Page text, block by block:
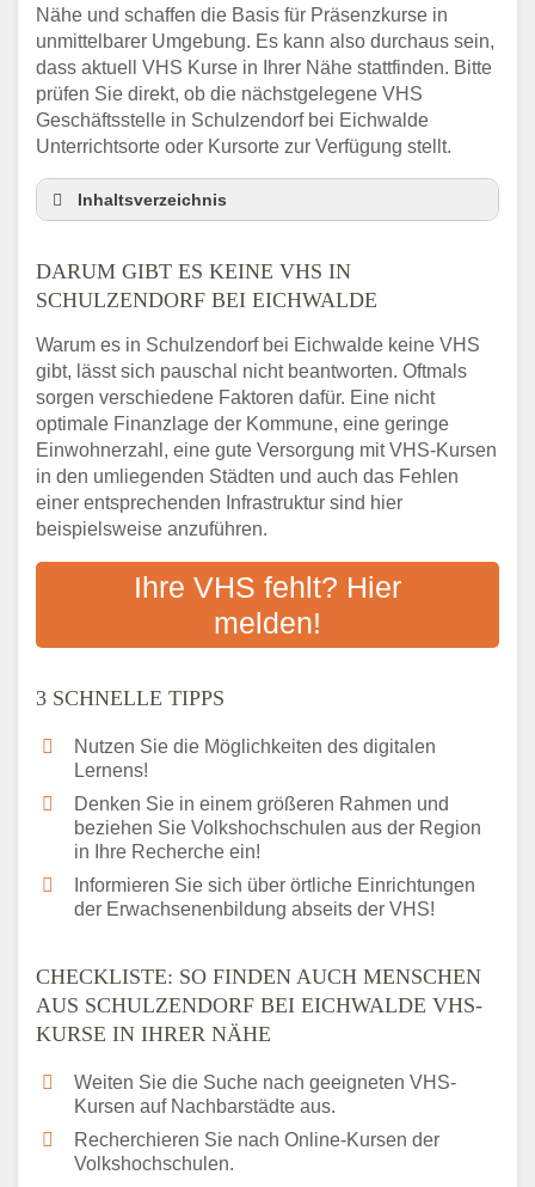
Nähe und schaffen die Basis für Präsenzkurse in
unmittelbarer Umgebung. Es kann also durchaus sein,
dass aktuell VHS Kurse in Ihrer Nähe stattfinden. Bitte
prüfen Sie direkt, ob die nächstgelegene VHS
Geschäftsstelle in Schulzendorf bei Eichwalde
Unterrichtsorte oder Kursorte zur Verfügung stellt.
Inhaltsverzeichnis
Eichwalde
3 schnelle Tipps
Schulzendorf bei Eichwalde VHS-Kurse in
Ihrer Nähe
Abendschule in der Region rund um
Schulzendorf bei Eichwalde
VHS steht für Erwachsenenbildung
Online-Kurse: Alternative Angebote zum
VHS-Kurs
Checkliste: Darauf kommt es bei
Bildungsangeboten an
Das bundesweite Volkshochschulwesen
DARUM GIBT ES KEINE VHS IN
SCHULZENDORF BEI EICHWALDE
Warum es in Schulzendorf bei Eichwalde keine VHS
gibt, lässt sich pauschal nicht beantworten. Oftmals
sorgen verschiedene Faktoren dafür. Eine nicht
optimale Finanzlage der Kommune, eine geringe
Einwohnerzahl, eine gute Versorgung mit VHS-Kursen
in den umliegenden Städten und auch das Fehlen
einer entsprechenden Infrastruktur sind hier
beispielsweise anzuführen.
Ihre VHS fehlt? Hier
melden!
3 SCHNELLE TIPPS
Nutzen Sie die Möglichkeiten des digitalen
Lernens!
Denken Sie in einem größeren Rahmen und
beziehen Sie Volkshochschulen aus der Region
in Ihre Recherche ein!
Informieren Sie sich über örtliche Einrichtungen
der Erwachsenenbildung abseits der VHS!
CHECKLISTE: SO FINDEN AUCH MENSCHEN
AUS SCHULZENDORF BEI EICHWALDE VHS-
KURSE IN IHRER NÄHE
Weiten Sie die Suche nach geeigneten VHS-
Kursen auf Nachbarstädte aus.
Recherchieren Sie nach Online-Kursen der
Volkshochschulen.